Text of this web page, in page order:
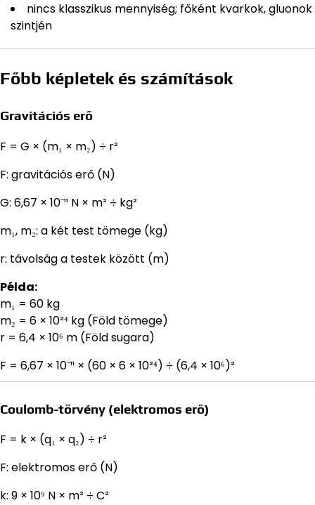
nincs klasszikus mennyiség; főként kvarkok, gluonok
szintjén
Főbb képletek és számítások
Gravitációs erő
F = G × (m₁ × m₂) ÷ r²
F: gravitációs erő (N)
G: 6,67 × 10⁻¹¹ N × m² ÷ kg²
m₁, m₂: a két test tömege (kg)
r: távolság a testek között (m)
Példa:
m₁ = 60 kg
m₂ = 6 × 10²⁴ kg (Föld tömege)
r = 6,4 × 10⁶ m (Föld sugara)
F = 6,67 × 10⁻¹¹ × (60 × 6 × 10²⁴) ÷ (6,4 × 10⁶)²
Coulomb-törvény (elektromos erő)
F = k × (q₁ × q₂) ÷ r²
F: elektromos erő (N)
k: 9 × 10⁹ N × m² ÷ C²